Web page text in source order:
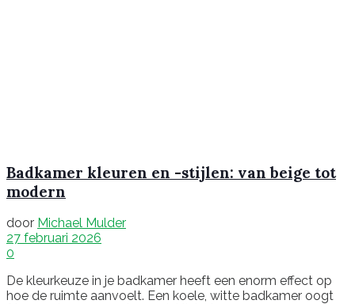
Badkamer kleuren en -stijlen: van beige tot
modern
door Michael Mulder
27 februari 2026
0
De kleurkeuze in je badkamer heeft een enorm effect op
hoe de ruimte aanvoelt. Een koele, witte badkamer oogt